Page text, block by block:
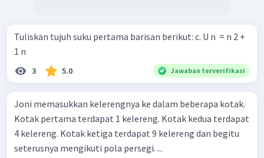
Tuliskan tujuh suku pertama barisan berikut: c. U n ​ = n 2 +
1 n ​
3 5.0 Jawaban terverifikasi
Joni memasukkan kelerengnya ke dalam beberapa kotak.
Kotak pertama terdapat 1 kelereng. Kotak kedua terdapat
4 kelereng. Kotak ketiga terdapat 9 kelereng dan begitu
seterusnya mengikuti pola persegi. ...